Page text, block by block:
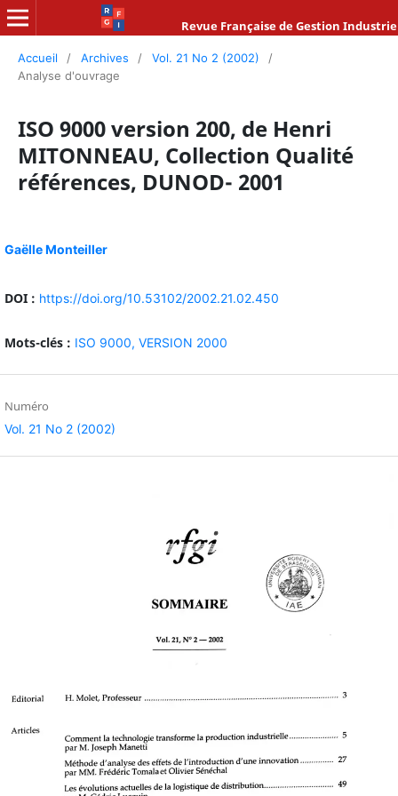
Revue Française de Gestion
Accueil / Archives / Vol. 21 No 2 (2002)
/
Analyse d'ouvrage
ISO 9000 version 200, de Henri
MITONNEAU, Collection Qualité
références, DUNOD- 2001
Gaëlle Monteiller
DOI : https://doi.org/10.53102/2002.21.02.450
Mots-clés : ISO 9000, VERSION 2000
Numéro
Vol. 21 No 2 (2002)